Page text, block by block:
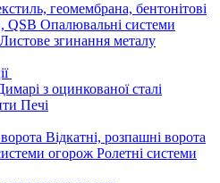
геомембрана, бентонітові
QSB Опалювальні системи
Листове згинання металу
з оцинкованої сталі
Печі
Відкатні, розпашні ворота
огорож Ролетні системи